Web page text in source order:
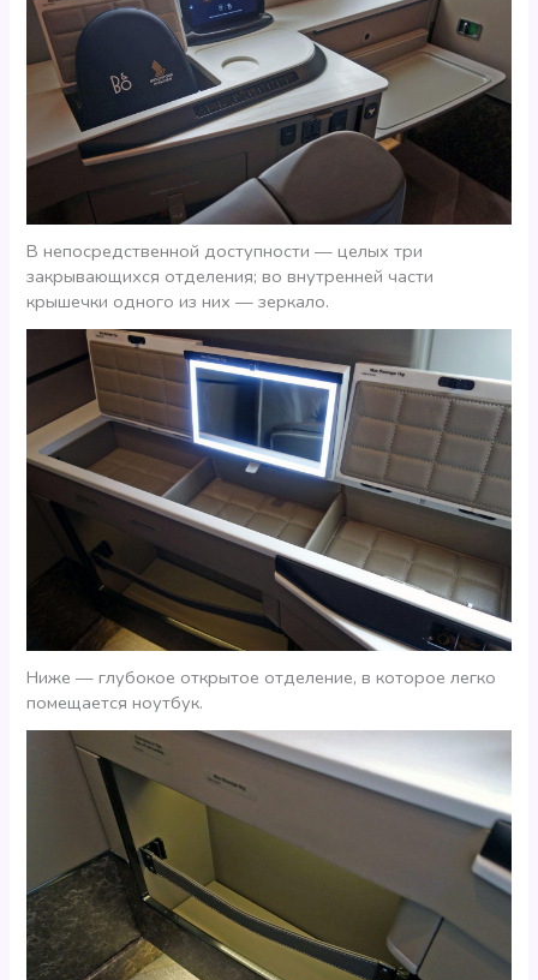
В непосредственной доступности — целых три
закрывающихся отделения; во внутренней части
крышечки одного из них — зеркало.
Ниже — глубокое открытое отделение, в которое легко
помещается ноутбук.